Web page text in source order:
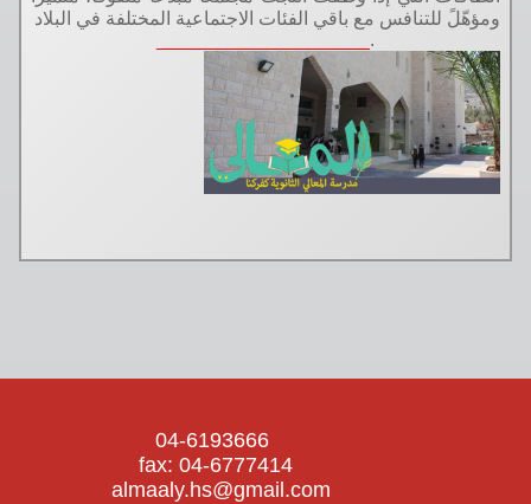
مع باقي الفئات الاجتماعية المختلفة في البلاد
____________________
04-6193666
fax: 04-6777414
almaaly.hs@gmail.com